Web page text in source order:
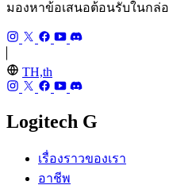
มองหาข้อเสนอต้อนรับในกล่
TH,th
Logitech G
เรื่องราวของเรา
อาชีพ